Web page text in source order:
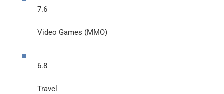
7.6
Video Games (MMO)
6.8
Travel